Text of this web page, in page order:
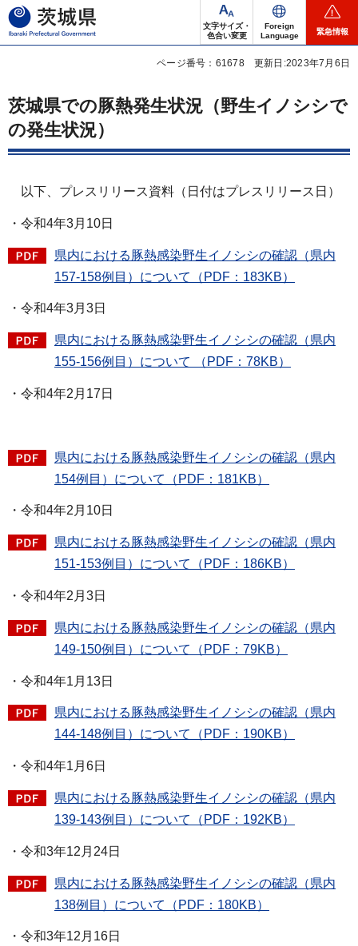
茨城県
文字サイズ・
色合い変更
Foreign
Language
緊急情報
ページ番号：61678 更新日:2023年7月6日
茨城県での豚熱発生状況（野生イノシシで
の発生状況）
以下、プレスリリース資料（日付はプレスリリース日）
・令和4年3月10日
県内における豚熱感染野生イノシシの確認（県内
157-158例目）について（PDF：183KB）
・令和4年3月3日
県内における豚熱感染野生イノシシの確認（県内
155-156例目）について （PDF：78KB）
・令和4年2月17日
県内における豚熱感染野生イノシシの確認（県内
154例目）について（PDF：181KB）
・令和4年2月10日
県内における豚熱感染野生イノシシの確認（県内
151-153例目）について（PDF：186KB）
・令和4年2月3日
県内における豚熱感染野生イノシシの確認（県内
149-150例目）について（PDF：79KB）
・令和4年1月13日
県内における豚熱感染野生イノシシの確認（県内
144-148例目）について（PDF：190KB）
・令和4年1月6日
県内における豚熱感染野生イノシシの確認（県内
139-143例目）について（PDF：192KB）
・令和3年12月24日
県内における豚熱感染野生イノシシの確認（県内
138例目）について（PDF：180KB）
・令和3年12月16日